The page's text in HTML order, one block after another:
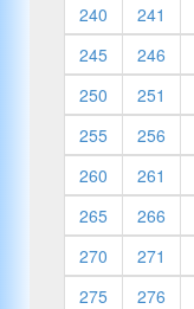
240
241
245
246
250
251
255
256
260
261
265
266
270
271
275
276